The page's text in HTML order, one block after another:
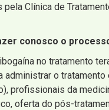
Clínica de
conosco o
no tratamento
o
profissionais da
oferta do pós-